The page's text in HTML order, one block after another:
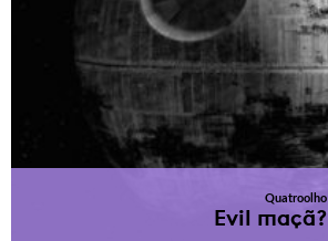
Quatroolho
Evil maçã?